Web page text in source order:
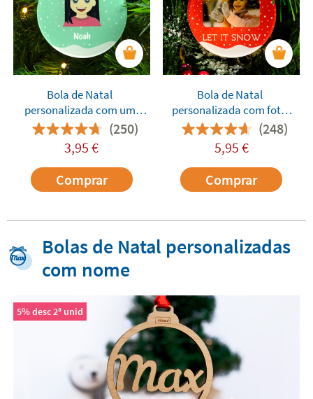
Bola de Natal
personalizada com um
ícone
(250)
3,95 €
Comprar
Bola de Natal
personalizada com foto
quadrada (248)
5,95 €
Comprar
Bolas de Natal personalizadas
com nome
5% desc 2ª unid